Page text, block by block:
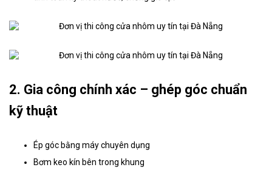
2. Gia công chính xác – ghép góc chuẩn
kỹ thuật
Ép góc bằng máy chuyên dụng
Bơm keo kín bên trong khung